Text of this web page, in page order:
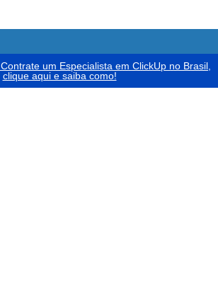
Contrate um Especialista em ClickUp no Brasil,
clique aqui e saiba como!